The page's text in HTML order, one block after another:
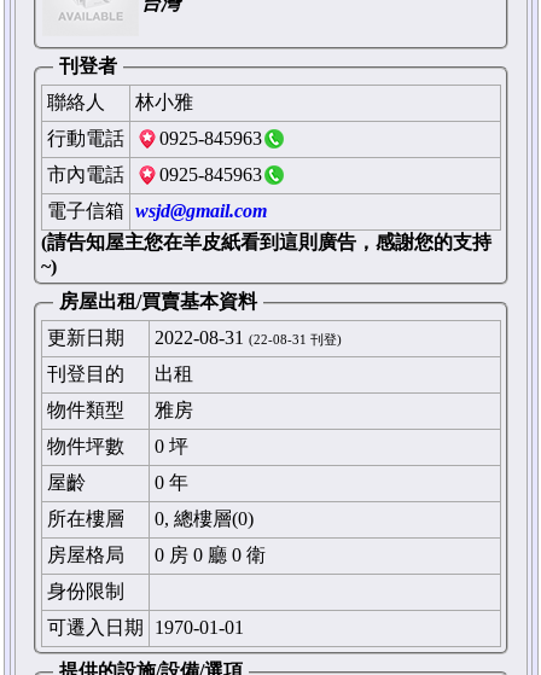
刊登者
聯絡人
林小雅
行動電話
0925-845963
市內電話
0925-845963
電子信箱 wsjd@gmail.com
(請告知屋主您在羊皮紙看到這則廣告，感謝您的支持
~)
房屋出租/買賣基本資料
更新日期
2022-08-31 (22-08-31 刊登)
刊登目的
出租
物件類型
雅房
物件坪數
0 坪
屋齡
0 年
所在樓層
0, 總樓層(0)
房屋格局
0 房 0 廳 0 衛
身份限制
可遷入日期
1970-01-01
提供的設施/設備/選項